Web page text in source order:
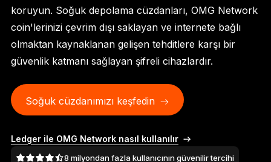
Her açıdan birinci sınıf
Ledger Flex
Yeni standart
Ledger NanoGen5
Sizin kadar benzersiz
koruyun. Soğuk depolama cüzdanları, OMG Network
coin'lerinizi çevrim dışı saklayan ve internete bağlı
olmaktan kaynaklanan gelişen tehditlere karşı bir
güvenlik katmanı sağlayan şifreli cihazlardır.
Soğuk cüzdanımızı keşfedin
Ledger ile OMG Network nasıl kullanılır
8 milyondan fazla kullanıcının güvenilir tercihi